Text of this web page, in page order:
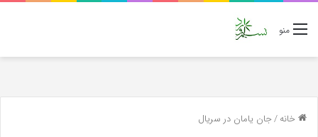
منو
خانه/جان یامان در سریال